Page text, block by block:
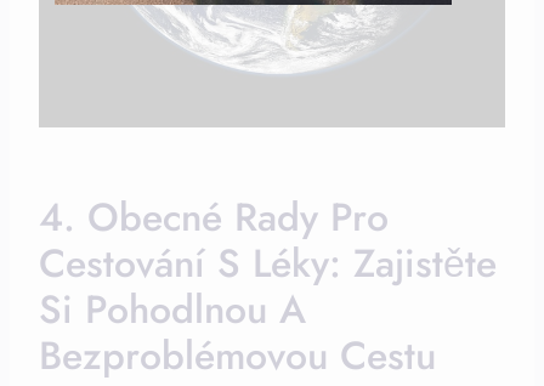
4. Obecné Rady Pro
Cestování S Léky: Zajistěte
Si Pohodlnou A
Bezproblémovou Cestu